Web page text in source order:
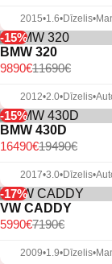
2015•1.6•Dīzelis•
-15%
BMW 320
11690€
9890€
2012•2.0•Dīzelis•
-15%
BMW 430D
19490€
16490€
2017•3.0•Dīzelis•
-17%
VW CADDY
7190€
5990€
2009•1.9•Dīzelis•